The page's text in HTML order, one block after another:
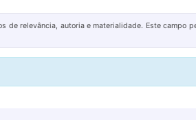
de relevância, autoria e materialidade. Este